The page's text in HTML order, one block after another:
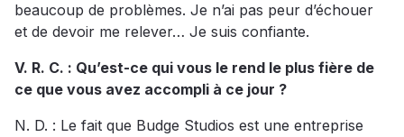
beaucoup de problèmes. Je n’ai pas peur d’échouer
et de devoir me relever… Je suis confiante.
V. R. C. : Qu’est-ce qui vous le rend le plus fière de
ce que vous avez accompli à ce jour ?
N. D. : Le fait que Budge Studios est une entreprise